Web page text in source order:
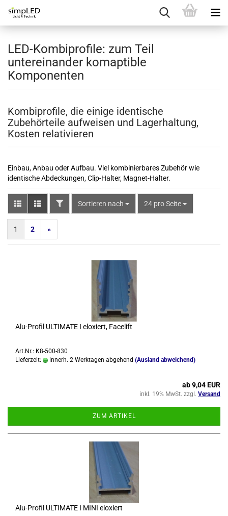
LED-Kombiprofile: zum Teil
untereinander komaptible
Komponenten
Kombiprofile, die einige identische
Zubehörteile aufweisen und Lagerhaltung,
Kosten relativieren
Einbau, Anbau oder Aufbau. Viel kombinierbares Zubehör wie
identische Abdeckungen, Clip-Halter, Magnet-Halter.
FILTERSortieren nach
Sortieren nach 24 pro Seite
pro Seite
1 2 »
Alu-​Pro­fil UL­TI­MA­TE I elo­xiert, Face­lift
Art.Nr.: K8-500-830
Lieferzeit:
innerh. 2 Werktagen abgehend (Ausland abweichend)
ab 9,04 EUR
inkl. 19% MwSt. zzgl. Versand
ZUM ARTIKEL
Alu-​Pro­fil UL­TI­MA­TE I MINI elo­xiert